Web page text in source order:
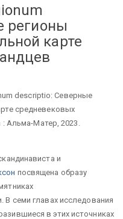
регионы
карте
descriptio: Северные
средневековых
Альма-Матер, 2023.
и
посвящена образу
В семи главах исследования
в этих источниках